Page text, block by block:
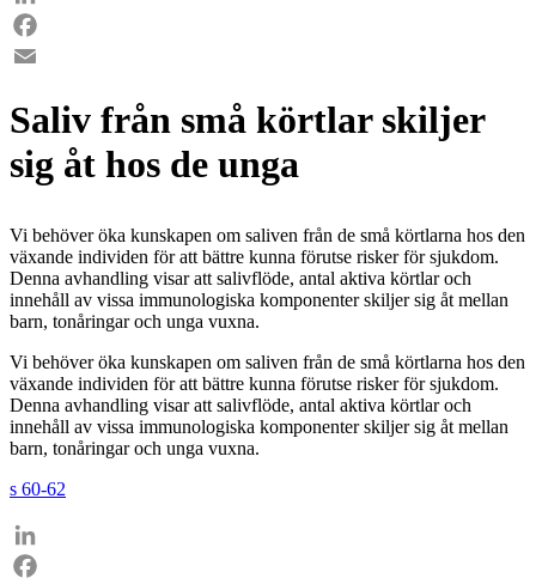
LinkedIn
Facebook
Saliv från små körtlar skiljer
sig åt hos de unga
Vi behöver öka kunskapen om saliven från de små körtlarna hos den
växande individen för att bättre kunna förutse risker för sjukdom.
Denna avhandling visar att salivflöde, antal aktiva körtlar och
innehåll av vissa immunologiska komponenter skiljer sig åt mellan
barn, tonåringar och unga vuxna.
Vi behöver öka kunskapen om saliven från de små körtlarna hos den
växande individen för att bättre kunna förutse risker för sjukdom.
Denna avhandling visar att salivflöde, antal aktiva körtlar och
innehåll av vissa immunologiska komponenter skiljer sig åt mellan
barn, tonåringar och unga vuxna.
s 60-62
LinkedIn